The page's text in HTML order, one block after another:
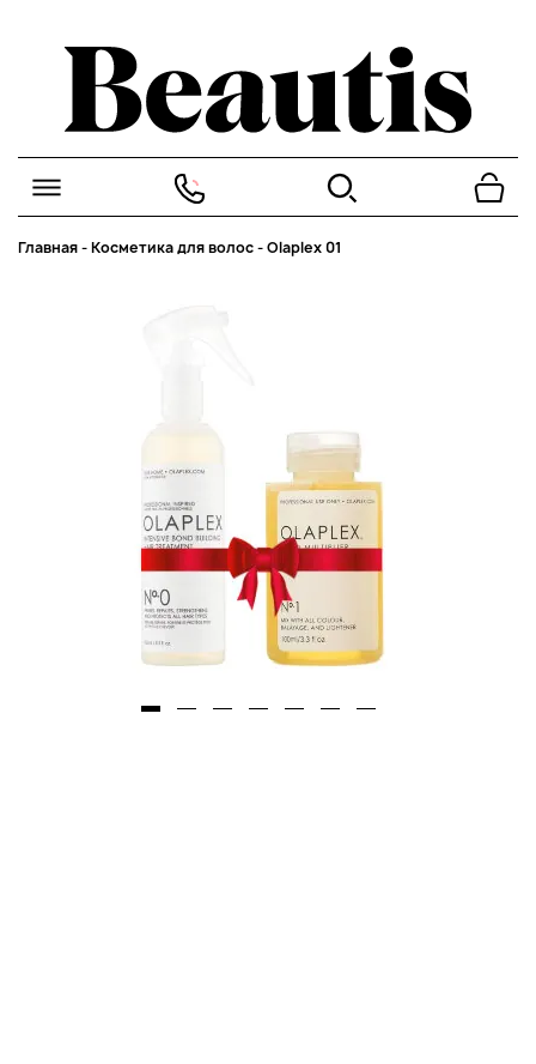
Главная-Косметика для волос-Olaplex 01